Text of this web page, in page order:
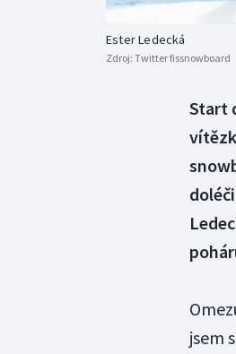
Ester Ledecká
Zdroj: Twitter fissnowboard
Start
jsem